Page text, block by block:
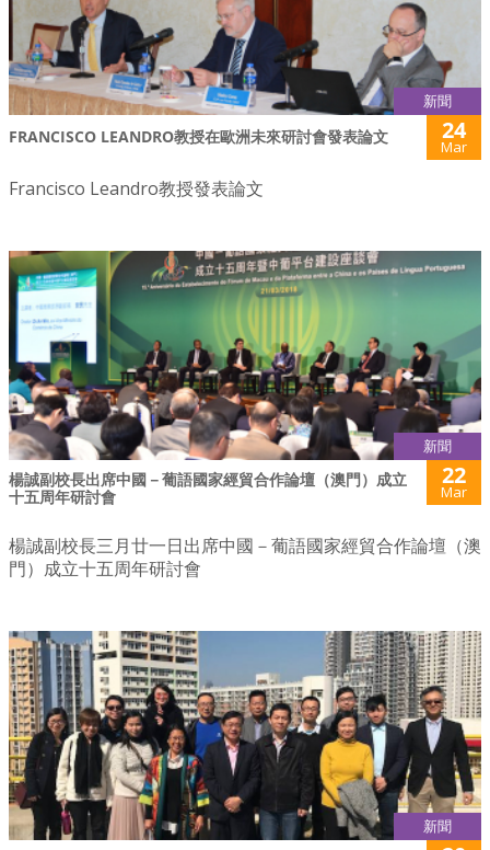
新聞
FRANCISCO LEANDRO教授在歐洲未來研討會發表論文 24
Mar
Francisco Leandro教授發表論文
新聞
楊誠副校長出席中國－葡語國家經貿合作論壇（澳門）成立
十五周年研討會
22
Mar
楊誠副校長三月廿一日出席中國－葡語國家經貿合作論壇（澳
門）成立十五周年研討會
新聞